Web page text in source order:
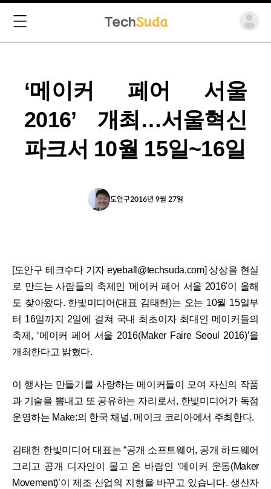
‘메이커 페어 서울
2016’ 개최…서울혁신
파크서 10월 15일~16일
도안구2016년 9월 27일
[도안구 테크수다 기자 eyeball@techsuda.com] 상상을 현실
로 만드는 사람들의 축제인 '메이커 페어 서울 2016'이 올해
도 찾아왔다. 한빛미디어(대표 김태헌)는 오는 10월 15일부
터 16일까지 2일에 걸쳐 국내 최초이자 최대인 메이커들의
축제, ‘메이커 페어 서울 2016(Maker Faire Seoul 2016)’을
개최한다고 밝혔다.
이 행사는 만들기를 사랑하는 메이커들이 모여 자신의 작품
과 기술을 뽐내고 또 공유하는 자리로서, 한빛미디어가 독점
운영하는 Make:의 한국 채널, 메이크 코리아에서 주최한다.
김태헌 한빛미디어 대표는 “공개 소프트웨어, 공개 하드웨어
그리고 공개 디자인이 몰고 온 바람인 ‘메이커 운동(Maker
Movement)’이 제조 산업의 지형을 바꾸고 있습니다. 생산자